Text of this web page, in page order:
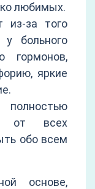
любимых.
из-за того
больного
гормонов,
яркие
от всех
обо всем
основе,